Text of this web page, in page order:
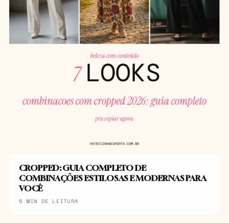
CROPPED: GUIA COMPLETO DE
COMBINAÇÕES ESTILOSAS E MODERNAS PARA
VOCÊ
5 MIN DE LEITURA